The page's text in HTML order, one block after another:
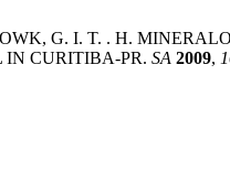
G. I. T. . H.
CURITIBA-PR. SA 2009,